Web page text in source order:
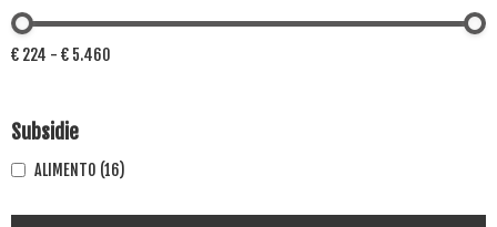
€ 224 - € 5.460
Subsidie
ALIMENTO (16)